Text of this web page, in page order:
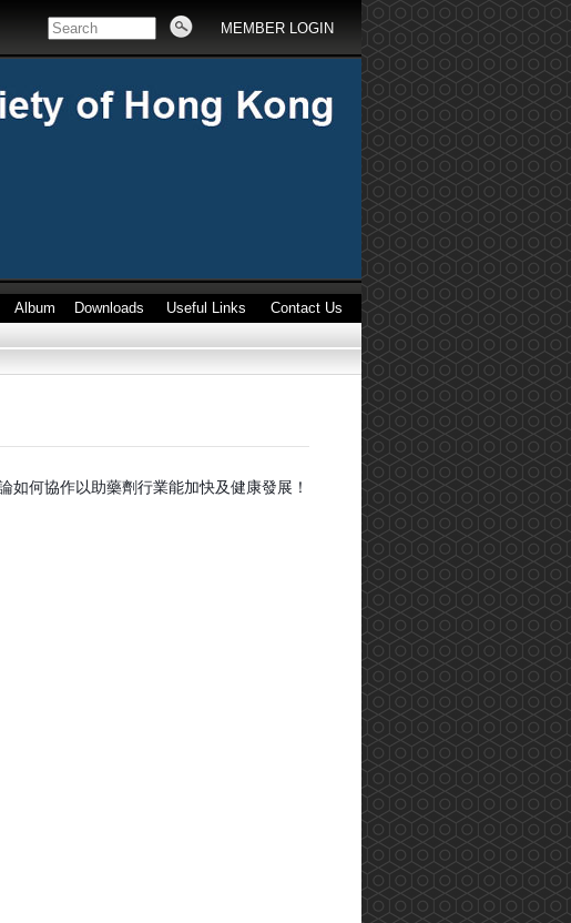
MEMBER LOGIN
Album Downloads Useful Links Contact Us
何協作以助藥劑行業能加快及健康發展！